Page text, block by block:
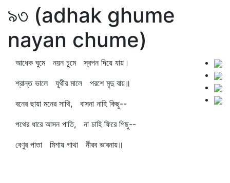
৯৩ (adhak ghume
nayan chume)
আধেক ঘুমে নয়ন চুমে স্বপন দিয়ে যায়।
শ্রান্ত ভালে যূথীর মালে পরশে মৃদু বায়॥
বনের ছায়া মনের সাথি, বাসনা নাহি কিছু--
পথের ধারে আসন পাতি, না চাহি ফিরে পিছু--
বেণুর পাতা মিশায় গাথা নীরব ভাবনায়॥